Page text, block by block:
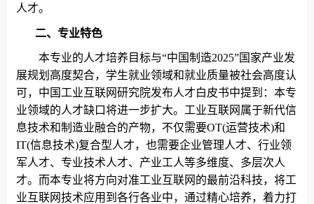
人才。
二、专业特色
本专业的人才培养目标与“中国制造2025”国家产业发
展规划高度契合，学生就业领域和就业质量被社会高度认
可，中国工业互联网研究院发布人才白皮书中提到：本专
业领域的人才缺口将进一步扩大。工业互联网属于新代信
息技术和制造业融合的产物，不仅需要OT(运营技术)和
IT(信息技术)复合型人才，也需要企业管理人才、行业领
军人才、专业技术人才、产业工人等多维度、多层次人
才。而本专业将方向对准工业互联网的最前沿科技，将工
业互联网技术应用到各行各业中，通过精心培养，着力打